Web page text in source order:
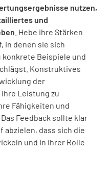
nutzen,
und
. Hebe ihre Stärken
in denen sie sich
Beispiele und
Konstruktives
der
Leistung zu
Fähigkeiten und
Feedback sollte klar
abzielen, dass sich die
und in ihrer Rolle